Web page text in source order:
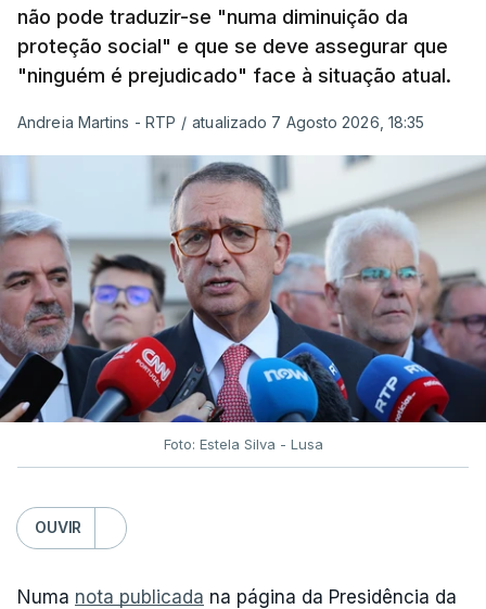
não pode traduzir-se "numa diminuição da
proteção social" e que se deve assegurar que
"ninguém é prejudicado" face à situação atual.
Andreia Martins - RTP / atualizado 7 Agosto 2026, 18:35
Foto: Estela Silva - Lusa
OUVIR
Numa nota publicada na página da Presidência da